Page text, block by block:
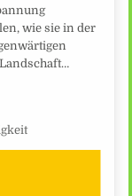
wie sie in der